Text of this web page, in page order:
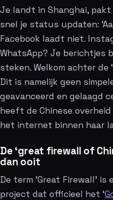
Je landt in Shanghai,
snel je status updaten:
Facebook laadt niet.
WhatsApp? Je berichtjes
steken. Welkom achter de
Dit is namelijk geen
geavanceerd en gelaagd
heeft de Chinese
het internet binnen haar
De ‘great firewall of
dan ooit
De term ‘Great Firewall’
project dat officieel het ‘